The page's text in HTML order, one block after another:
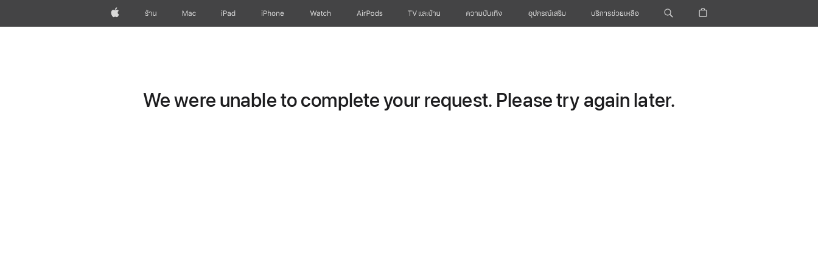
Appleร้าน Mac iPad iPhone Watch AirPods TV และบ้าน ความบันเทิง อุปกรณ์เสริม บริการช่วยเหลือ
We were unable to complete your request. Please try again later.